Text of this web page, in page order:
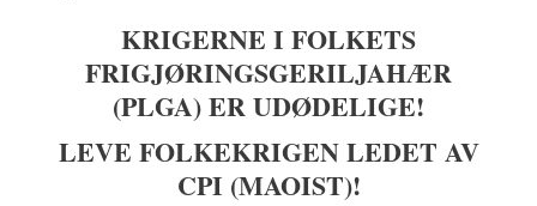
KRIGERNE I FOLKETS
FRIGJØRINGSGERILJAHÆR
(PLGA) ER UDØDELIGE!
LEVE FOLKEKRIGEN LEDET AV
CPI (MAOIST)!